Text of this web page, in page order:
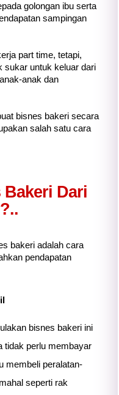
golongan ibu serta
sampingan
part time, tetapi,
sukar untuk keluar dari
anak dan
bisnes bakeri secara
salah satu cara
Bakeri Dari
bakeri adalah cara
pendapatan
bisnes bakeri ini
tidak perlu membayar
membeli peralatan-
seperti rak